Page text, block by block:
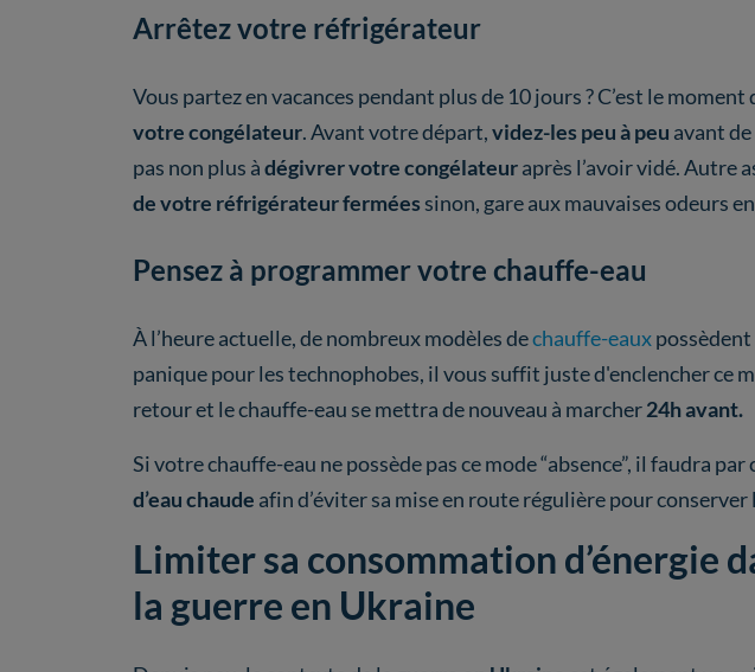
Arrêtez votre réfrigérateur
Vous partez en vacances pendant plus de 10 jours ? C’est le moment
votre congélateur. Avant votre départ,videz-les peu à peu avant de
pas non plus àdégivrer votre congélateuraprès l’avoir vidé. Autre
de votre réfrigérateur fermées sinon, gare aux mauvaises odeurs
Pensez à programmer votre chauffe-eau
À l’heure actuelle, de nombreux modèles dechauffe-eauxpossèdent
panique pour les technophobes, il vous suffit juste d'enclencher ce
retour et le chauffe-eau se mettra de nouveau à marcher24h avant.
Si votre chauffe-eau ne possède pas ce mode “absence”, il faudra
d’eau chaude afin d’éviter sa mise en route régulière pour conserver
Limiter sa consommation d’énergie
la guerre en Ukraine